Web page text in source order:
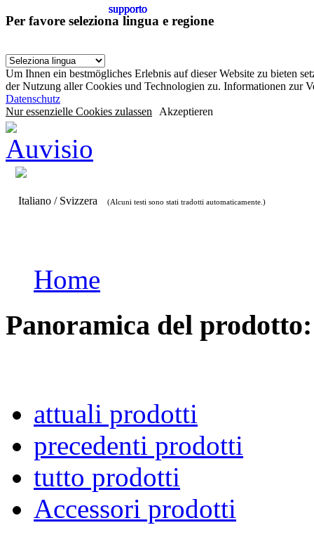
Per favore seleziona lingua e regione
Um Ihnen ein bestmögliches Erlebnis auf dieser Website zu bieten
der Nutzung aller Cookies und Technologien zu. Informationen zur
Datenschutz
Nur essenzielle Cookies zulassen Akzeptieren
Italiano / Svizzera (Alcuni testi sono stati tradotti automaticamente.)
Home
Panoramica del prodotto:
attuali prodotti
precedenti prodotti
tutto prodotti
Accessori prodotti
supporto
supporto
supporto
supporto